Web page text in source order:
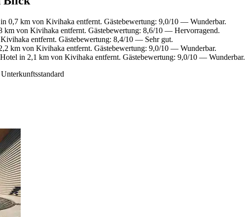
0,7 km von Kivihaka entfernt. Gästebewertung: 9,0/10 — Wunderbar.
von Kivihaka entfernt. Gästebewertung: 8,6/10 — Hervorragend.
entfernt. Gästebewertung: 8,4/10 — Sehr gut.
km von Kivihaka entfernt. Gästebewertung: 9,0/10 — Wunderbar.
in 2,1 km von Kivihaka entfernt. Gästebewertung: 9,0/10 — Wunderbar.
Unterkunftsstandard